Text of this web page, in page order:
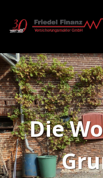
Die